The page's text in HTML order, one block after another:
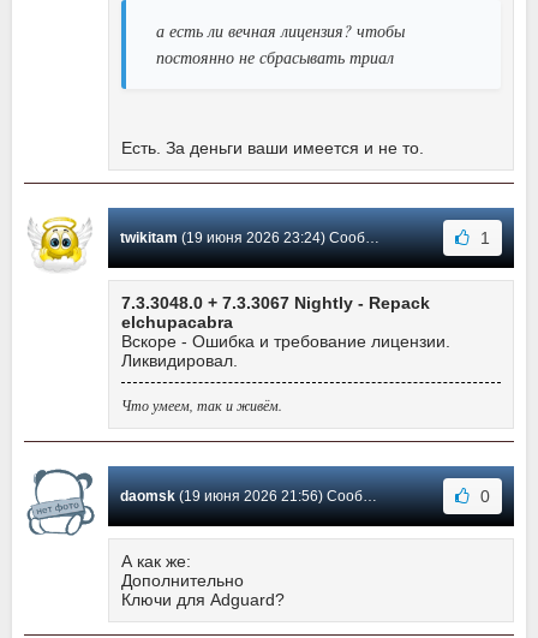
а есть ли вечная лицензия? чтобы
постоянно не сбрасывать триал
Есть. За деньги ваши имеется и не то.
twikitam(19 июня 2026 23:24) Сообщение #4135 1
7.3.3048.0 + 7.3.3067 Nightly - Repack
elchupacabra
Вскоре - Ошибка и требование лицензии.
Ликвидировал.
Что умеем, так и живём.
daomsk(19 июня 2026 21:56) Сообщение #4134 0
А как же:
Дополнительно
Ключи для Adguard?